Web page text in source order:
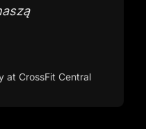
at CrossFit Central